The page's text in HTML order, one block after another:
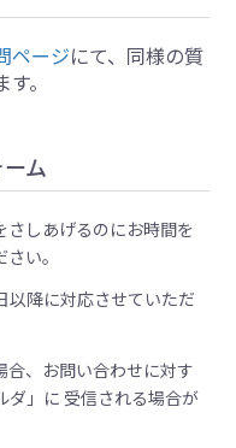
ページにて、同様の質
。
ム
さしあげるのにお時間を
い。
以降に対応させていただ
合、お問い合わせに対す
ダ」に 受信される場合が